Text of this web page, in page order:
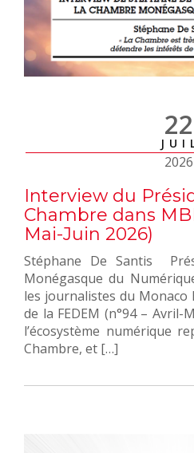
22
2026
Interview du
Chambre dans
Mai-Juin 2026)
Stéphane De Santis
Monégasque du
les journalistes du Monaco
de la FEDEM (n°94 – Avril-
l’écosystème numérique
Chambre, et […]